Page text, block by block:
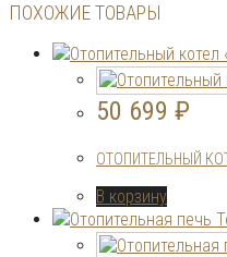
ПОХОЖИЕ ТОВАРЫ
50 699 ₽
ОТОПИТЕЛЬНЫЙ
В корзину